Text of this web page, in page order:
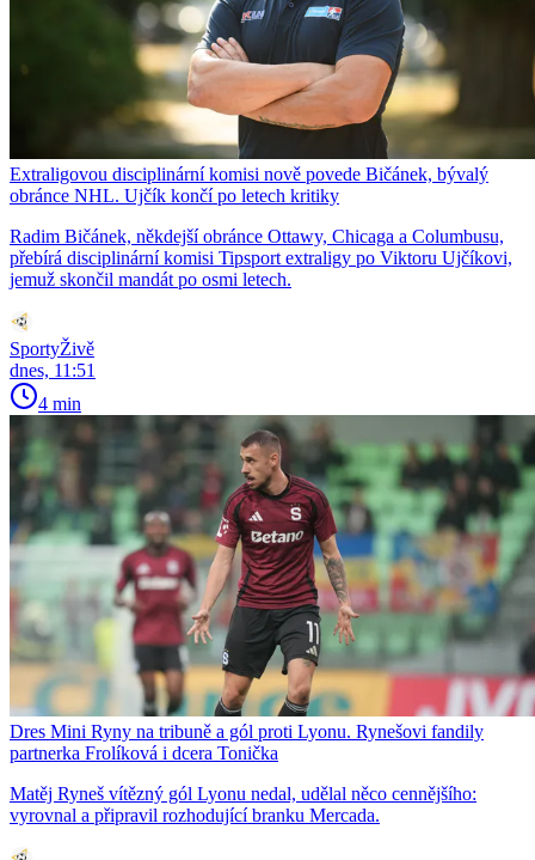
Extraligovou disciplinární komisi nově povede Bičánek, bývalý
obránce NHL. Ujčík končí po letech kritiky
Radim Bičánek, někdejší obránce Ottawy, Chicaga a Columbusu,
přebírá disciplinární komisi Tipsport extraligy po Viktoru Ujčíkovi,
jemuž skončil mandát po osmi letech.
SportyŽivě
dnes, 11:51
4 min
Dres Mini Ryny na tribuně a gól proti Lyonu. Rynešovi fandily
partnerka Frolíková i dcera Tonička
Matěj Ryneš vítězný gól Lyonu nedal, udělal něco cennějšího:
vyrovnal a připravil rozhodující branku Mercada.